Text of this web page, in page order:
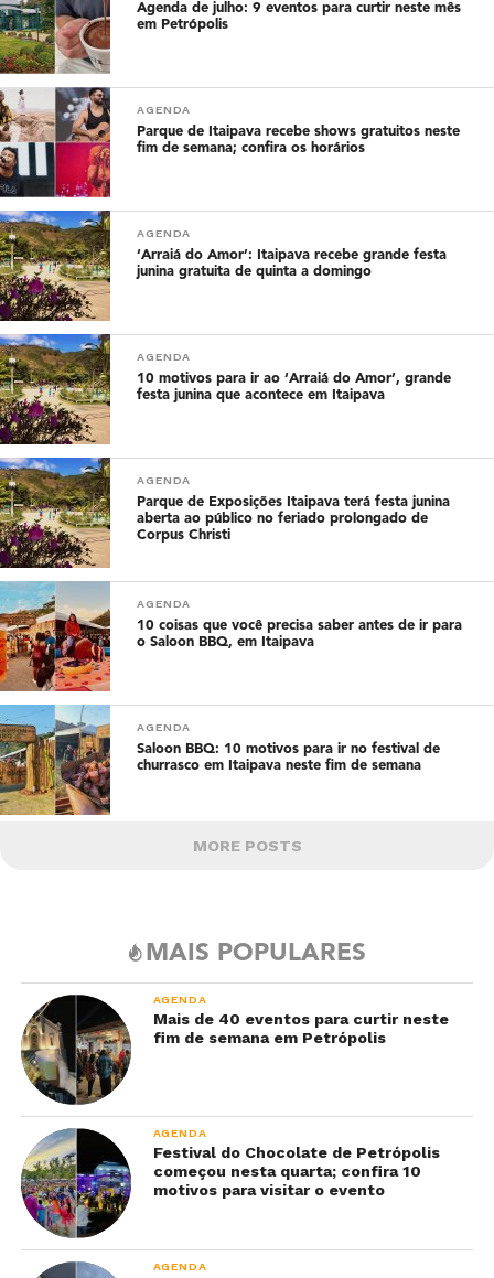
Agenda de julho: 9 eventos para curtir neste mês
em Petrópolis
AGENDA
Parque de Itaipava recebe shows gratuitos neste
fim de semana; confira os horários
AGENDA
‘Arraiá do Amor’: Itaipava recebe grande festa
junina gratuita de quinta a domingo
AGENDA
10 motivos para ir ao ‘Arraiá do Amor’, grande
festa junina que acontece em Itaipava
AGENDA
Parque de Exposições Itaipava terá festa junina
aberta ao público no feriado prolongado de
Corpus Christi
AGENDA
10 coisas que você precisa saber antes de ir para
o Saloon BBQ, em Itaipava
AGENDA
Saloon BBQ: 10 motivos para ir no festival de
churrasco em Itaipava neste fim de semana
MORE POSTS
MAIS POPULARES
AGENDA
Mais de 40 eventos para curtir neste
fim de semana em Petrópolis
AGENDA
Festival do Chocolate de Petrópolis
começou nesta quarta; confira 10
motivos para visitar o evento
AGENDA